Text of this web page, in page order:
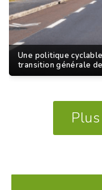
Une politique
transition générale